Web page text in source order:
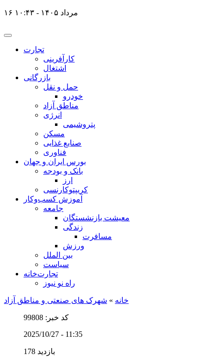
۱۶ مرداد ۱۴۰۵ - ۱۰:۴۳
تجارت
کارآفرینی
اشتغال
بازرگانی
حمل و نقل
خودرو
مناطق آزاد
انرژی
پتروشیمی
مسکن
صنایع غذایی
فناوری
بورس ایران و جهان
بانک و بودجه
ارز
کریپتوکارنسی
آموزش کسب‌وکار
جامعه
معیشت بازنشستگان
زندگی
مسافرت
ورزش
بین الملل
سیاست
تجارت‌خانه
راه نو نیوز
خانه » شهرک های صنعتی و مناطق آزاد
کد خبر: 99808
2025/10/27 - 11:35
178 بازدید